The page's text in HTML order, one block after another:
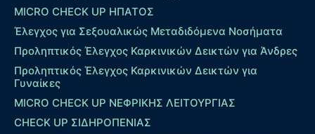
MICRO CHECK UP HΠΑΤΟΣ
Έλεγχος για Σεξουαλικώς Μεταδιδόμενα Νοσήματα
Προληπτικός Έλεγχος Καρκινικών Δεικτών για Άνδρες
Προληπτικός Έλεγχος Καρκινικών Δεικτών για
Γυναίκες
MICRO CHECK UP ΝΕΦΡΙΚΗΣ ΛΕΙΤΟΥΡΓΙΑΣ
CHECK UP ΣΙΔΗΡΟΠΕΝΙΑΣ